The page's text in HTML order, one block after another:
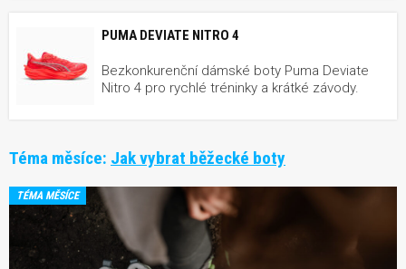
PUMA DEVIATE NITRO 4
Bezkonkurenční dámské boty Puma Deviate
Nitro 4 pro rychlé tréninky a krátké závody.
Téma měsíce: Jak vybrat běžecké boty
TÉMA MĚSÍCE